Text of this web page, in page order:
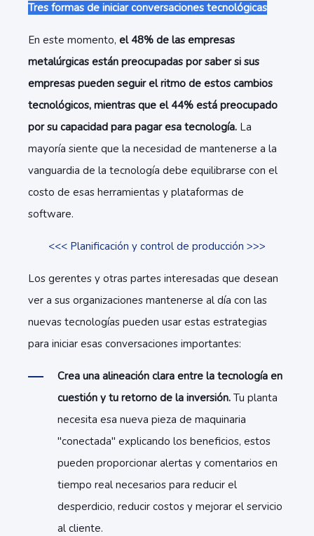
Tres formas de iniciar conversaciones tecnológicas
En este momento, el 48% de las empresas
metalúrgicas están preocupadas por saber si sus
empresas pueden seguir el ritmo de estos cambios
tecnológicos, mientras que el 44% está preocupado
por su capacidad para pagar esa tecnología. La
mayoría siente que la necesidad de mantenerse a la
vanguardia de la tecnología debe equilibrarse con el
costo de esas herramientas y plataformas de
software.
<<< Planificación y control de producción >>>
Los gerentes y otras partes interesadas que desean
ver a sus organizaciones mantenerse al día con las
nuevas tecnologías pueden usar estas estrategias
para iniciar esas conversaciones importantes:
Crea una alineación clara entre la tecnología en
cuestión y tu retorno de la inversión. Tu planta
necesita esa nueva pieza de maquinaria
"conectada" explicando los beneficios, estos
pueden proporcionar alertas y comentarios en
tiempo real necesarios para reducir el
desperdicio, reducir costos y mejorar el servicio
al cliente.